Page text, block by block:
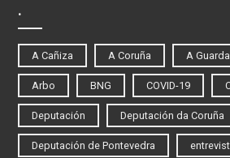
.
A Cañiza A Coruña A Guarda
Arbo BNG COVID-19
Deputación Deputación da Coruña
Deputación de Pontevedra